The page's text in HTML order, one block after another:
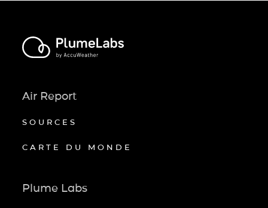
Air Report
SOURCES
CARTE DU MONDE
Plume Labs